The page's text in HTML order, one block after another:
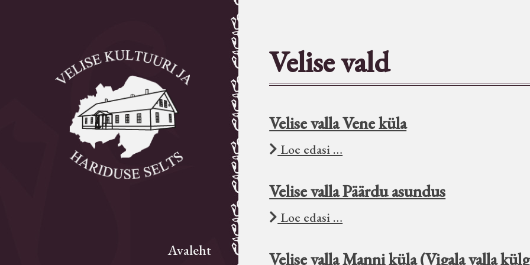
Avaleht
Velise vald
Velise valla Vene küla
Loe edasi …
Velise valla Päärdu asundus
Loe edasi …
Velise valla Manni küla (Vigala valla